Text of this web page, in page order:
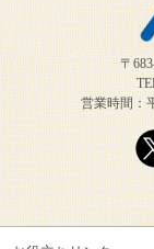
〒
営業時間：